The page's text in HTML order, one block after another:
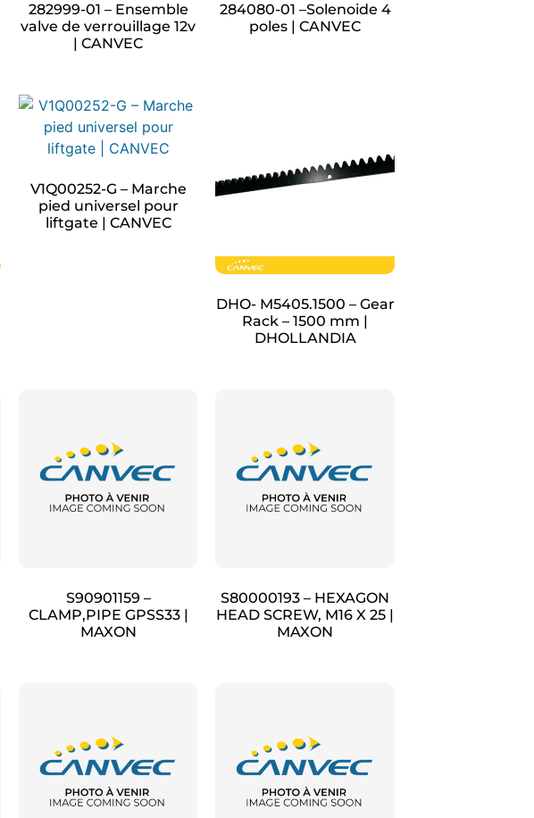
282999-01 – Ensemble
valve de verrouillage 12v
| CANVEC
284080-01 –Solenoide 4
poles | CANVEC
V1Q00252-G – Marche
pied universel pour
liftgate | CANVEC
DHO- M5405.1500 – Gear
Rack – 1500 mm |
DHOLLANDIA
S90901159 –
CLAMP,PIPE GPSS33 |
MAXON
S80000193 – HEXAGON
HEAD SCREW, M16 X 25 |
MAXON